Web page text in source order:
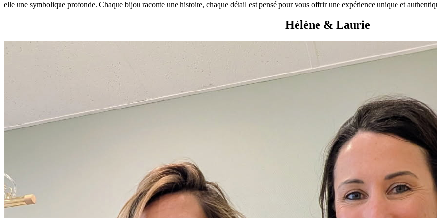
elle une symbolique profonde. Chaque bijou raconte une histoire, chaque détail est pensé pour vous offrir une expérience unique et
Hélène & Laurie